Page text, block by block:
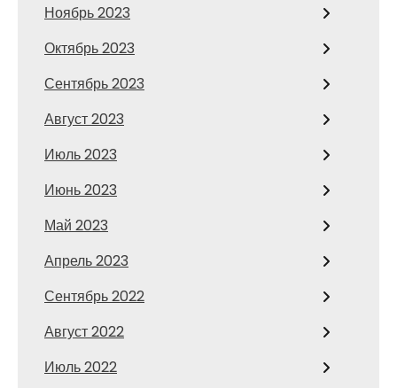
Ноябрь 2023
Октябрь 2023
Сентябрь 2023
Август 2023
Июль 2023
Июнь 2023
Май 2023
Апрель 2023
Сентябрь 2022
Август 2022
Июль 2022